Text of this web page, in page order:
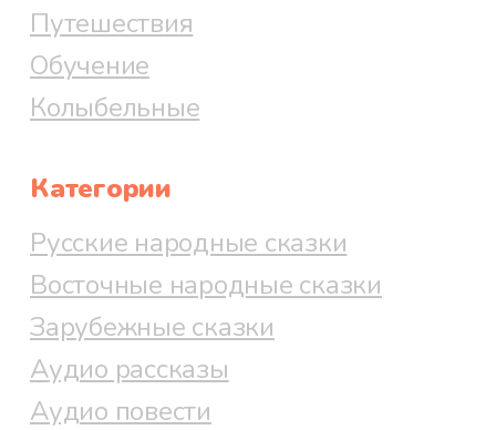
Путешествия
Обучение
Колыбельные
Категории
Русские народные сказки
Восточные народные сказки
Зарубежные сказки
Аудио рассказы
Аудио повести